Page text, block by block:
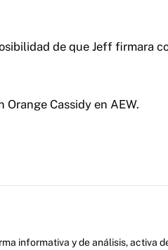
de que Jeff firmara
Cassidy en AEW.
informativa y de análisis, activa